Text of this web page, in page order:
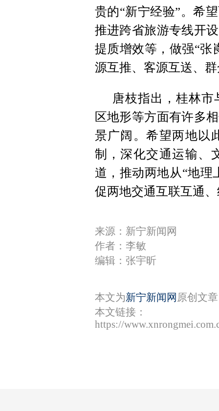
贵的“新宁经验”。希
推进跨省旅游专线开
提质增效等，做强“张
源互推、客源互送、
唐枝指出，桂林
区地形等方面有许多
景广阔。希望两地以
制，深化交通运输、
道，推动两地从“地理
促两地交通互联互通
来源：新宁新闻网
作者：李敏
编辑：张宇昕
本文为新宁新闻网 原创文
本文链接：
https://